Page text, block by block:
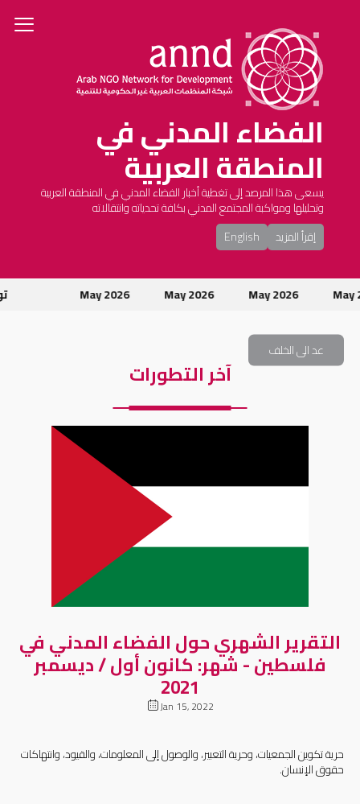
الفضاء المدني في
المنطقة العربية
يسعى هذا المرصد إلى تغطية أخبار الفضاء المدني في المنطقة العربية
وتحليلها ومواكبة المجتمع المدني بكافة تحدياته وانتقالاته
إقرأ المزيد
English
May 2026 May 2026 May 2026
آخر التطورات
عد الى الخلف
التقرير الشهري حول الفضاء المدني في
فلسطين - شهر: كانون أول / ديسمبر
2021
Jan 15, 2022
حرية تكوين الجمعيات، وحرية التعبير، والوصول إلى المعلومات، والقيود، وانتهاكات
حقوق الإنسان.